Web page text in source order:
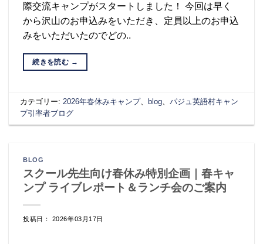
際交流キャンプがスタートしました！ 今回は早く
から沢山のお申込みをいただき、定員以上のお申込
みをいただいたのでどの..
続きを読む →
カテゴリー:2026年春休みキャンプ、 blog、パジュ英語村キャン
プ引率者ブログ
BLOG
スクール先生向け春休み特別企画｜春キャ
ンプ ライブレポート＆ランチ会のご案内
投稿日： 2026年03月17日